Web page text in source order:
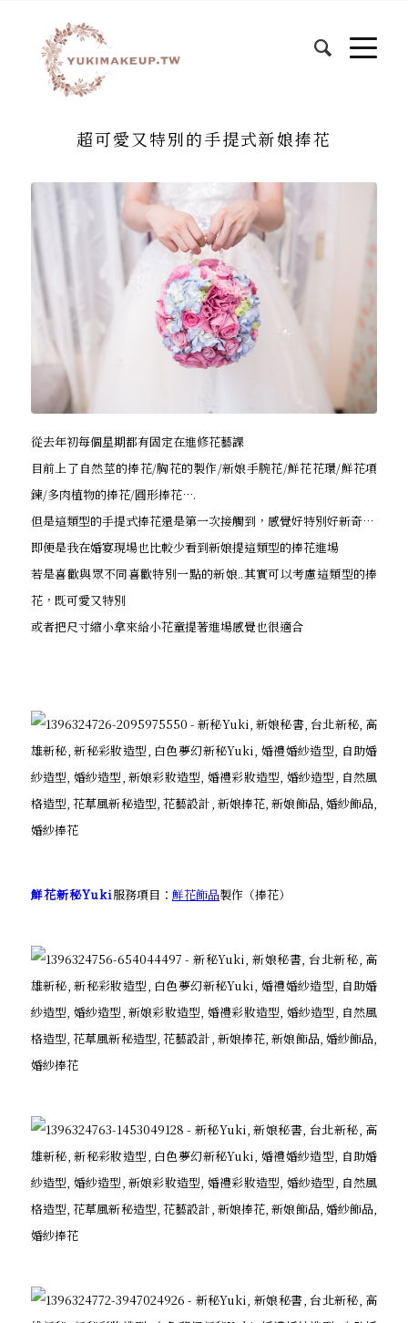
超可愛又特別的手提式新娘捧花
從去年初每個星期都有固定在進修花藝課
目前上了自然莖的捧花/胸花的製作/新娘手腕花/鮮花花環/鮮花項
鍊/多肉植物的捧花/圓形捧花….
但是這類型的手提式捧花還是第一次接觸到，感覺好特別好新奇…
即便是我在婚宴現場也比較少看到新娘提這類型的捧花進場
若是喜歡與眾不同喜歡特別一點的新娘..其實可以考慮這類型的捧
花，既可愛又特別
或者把尺寸縮小拿來給小花童提著進場感覺也很適合
鮮花新秘Yuki服務項目： 鮮花飾品製作（捧花）